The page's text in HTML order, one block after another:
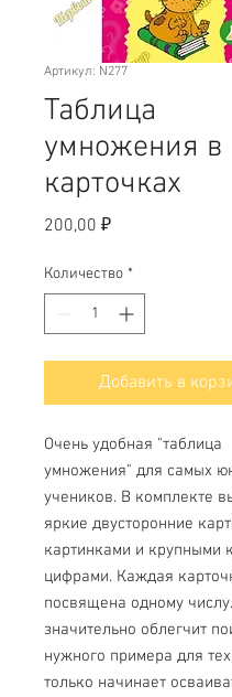
Артикул: N277
Таблица
умножения в
карточках
200,00 ₽Цена
Количество *
Добавить в
Очень удобная "таблица
умножения" для самых
учеников. В комплекте
яркие двусторонние
картинками и крупными
цифрами. Каждая
посвящена одному
значительно облегчит
нужного примера для
только начинает